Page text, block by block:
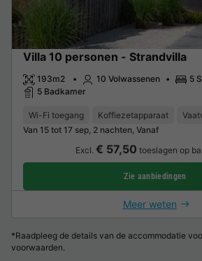
Villa 10 personen - Strandvilla
193m2 10 Volwassenen
5
5 Badkamer
Wi-Fi toegang Koffiezetapparaat
Van 15 tot 17 sep, 2 nachten, Vanaf
Excl. € 57,50 toeslagen op
Zie aanbiedingen
Meer weten
*Raadpleeg de details van de accommodatie
voorwaarden.